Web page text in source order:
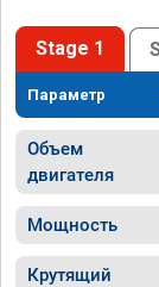
Stage 1
Параметр
Объем
двигателя
Мощность
Крутящий